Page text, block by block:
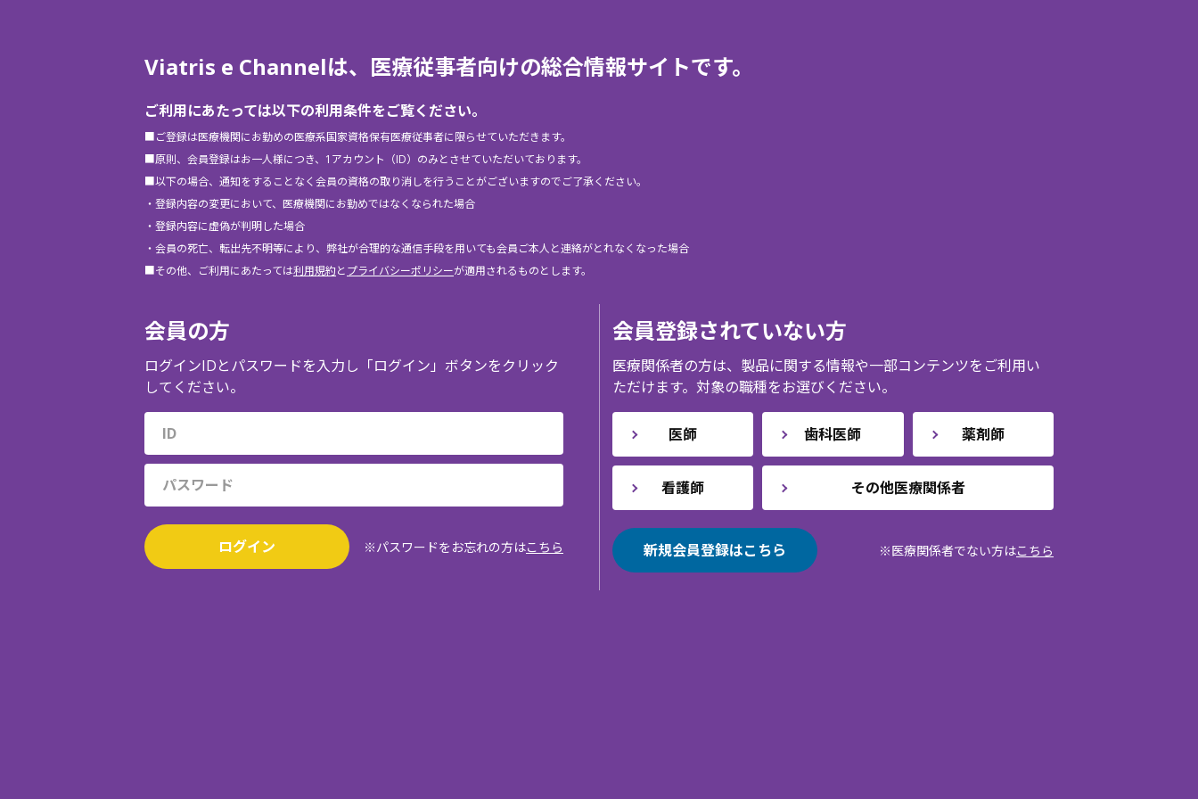
Viatris e Channelは、医療従事者向けの総合情報サイトです。
ご利用にあたっては以下の利用条件をご覧ください。
■ご登録は医療機関にお勤めの医療系国家資格保有医療従事者に限らせていただきます。
■原則、会員登録はお一人様につき、1アカウント（ID）のみとさせていただいております。
■以下の場合、通知をすることなく会員の資格の取り消しを行うことがございますのでご了承ください。
・登録内容の変更において、医療機関にお勤めではなくなられた場合
・登録内容に虚偽が判明した場合
・会員の死亡、転出先不明等により、弊社が合理的な通信手段を用いても会員ご本人と連絡がとれなくなった場合
■その他、ご利用にあたっては利用規約とプライバシーポリシーが適用されるものとします。
会員の方
ログインIDとパスワードを入力し「ログイン」ボタンをクリック
してください。
ログイン ※パスワードをお忘れの方はこちら
会員登録されていない方
医療関係者の方は、製品に関する情報や一部コンテンツをご利用い
ただけます。対象の職種をお選びください。
医師 歯科医師 薬剤師
看護師 その他医療関係者
新規会員登録はこちら ※医療関係者でない方はこちら